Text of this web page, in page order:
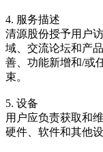
4. 服务描述
清源股份授予用户
域、交流论坛和产
善、功能新增和/或
束。
5. 设备
用户应负责获取和
硬件、软件和其他